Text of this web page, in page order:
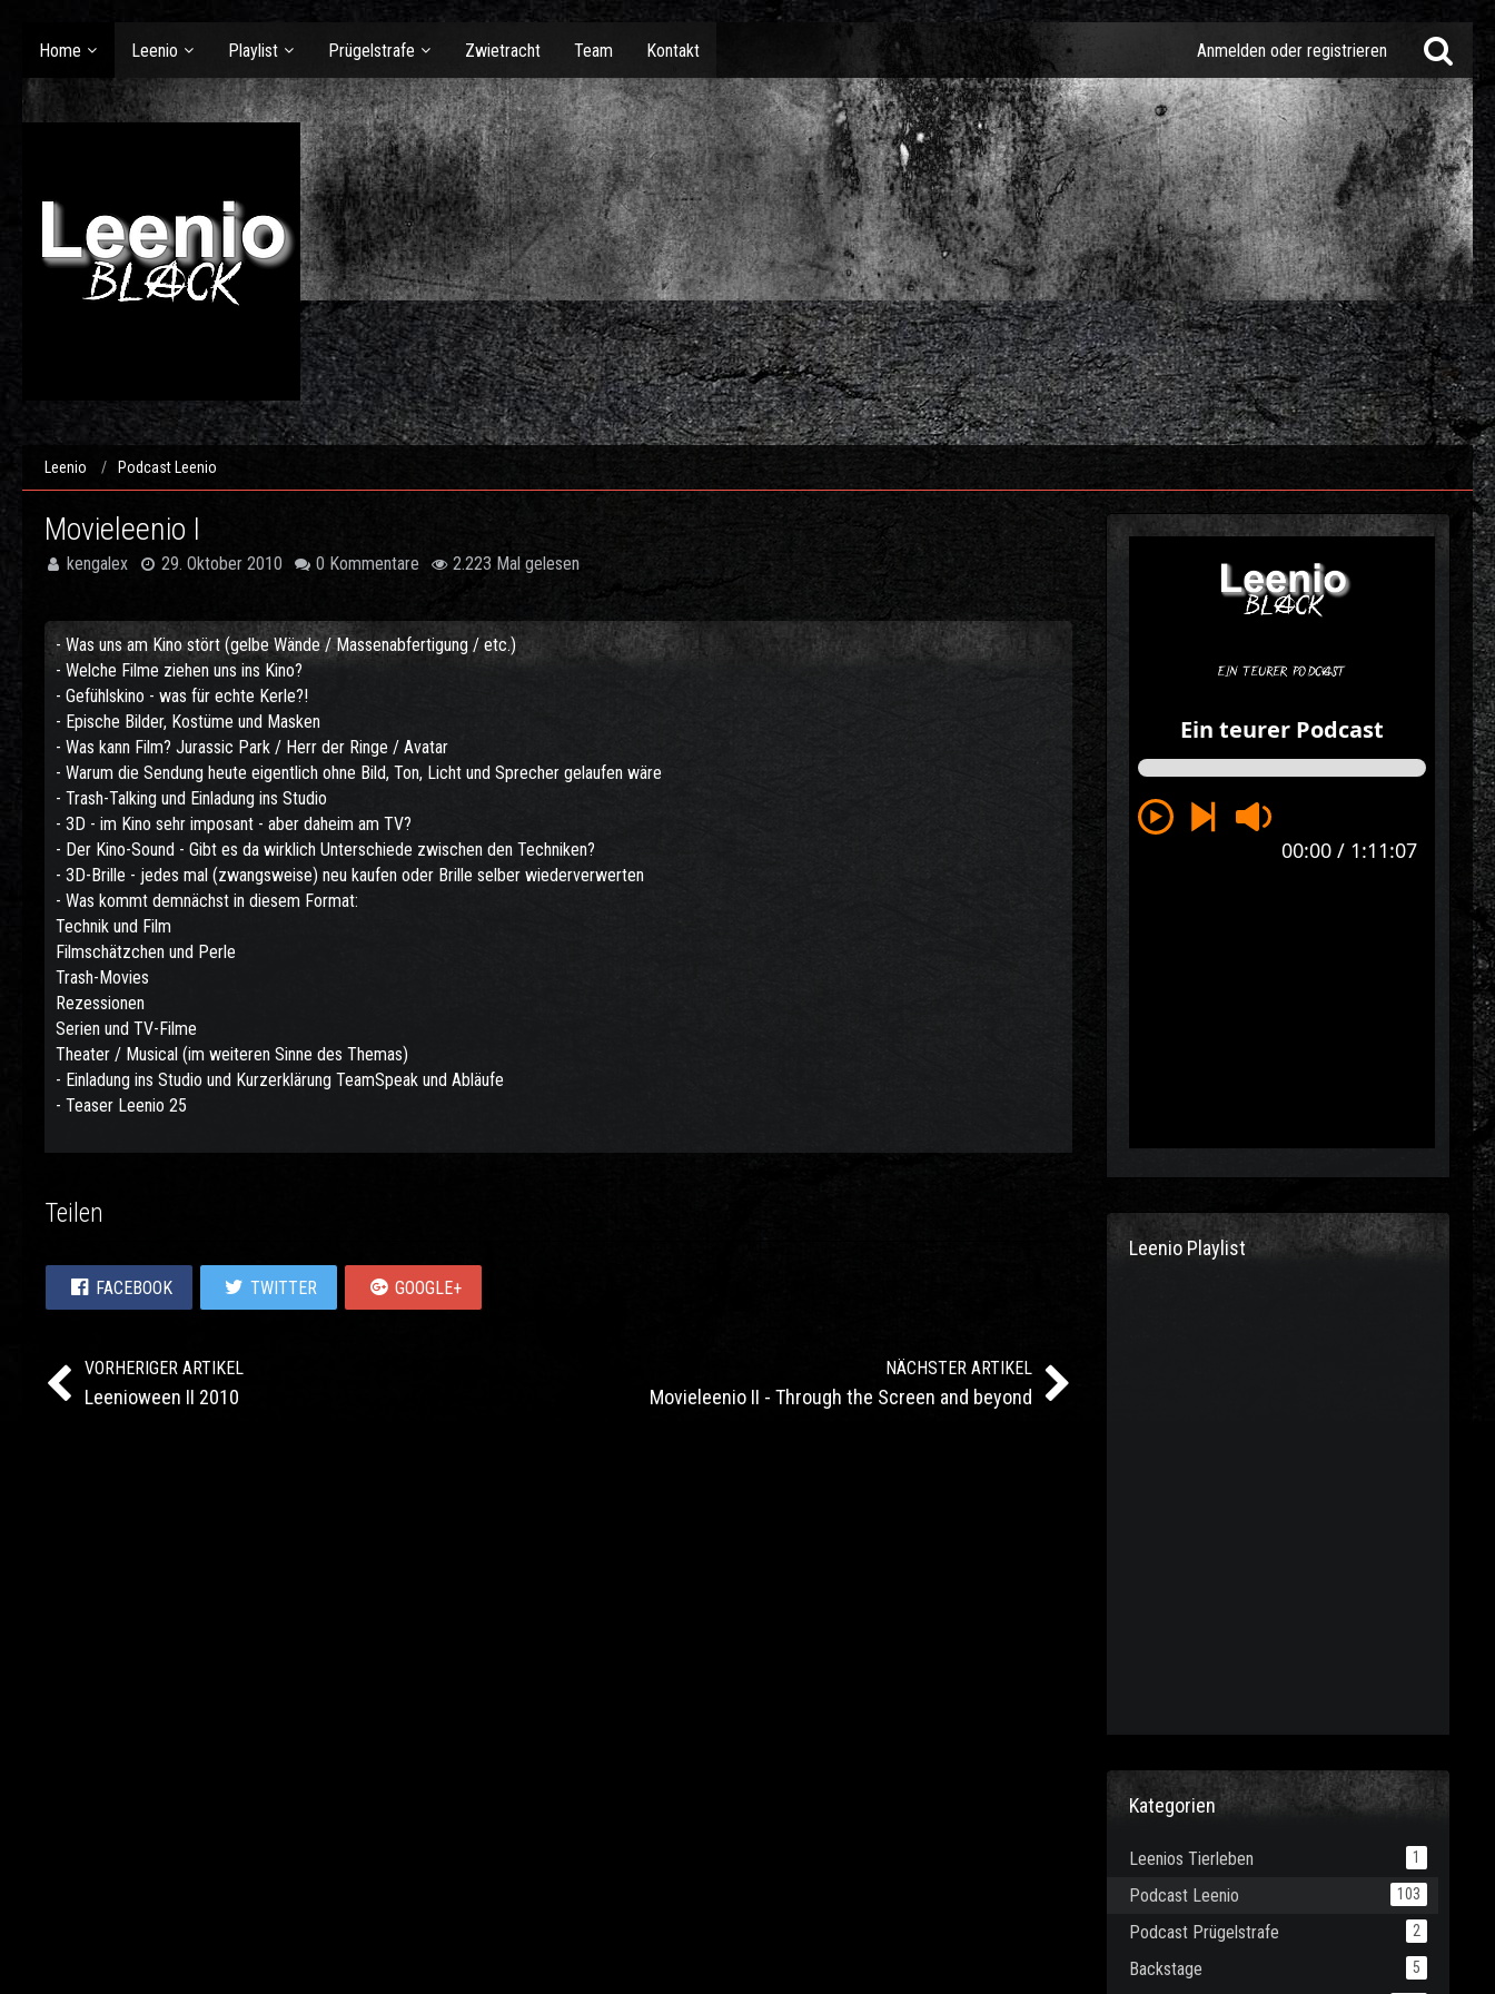
Home Leenio Playlist Prügelstrafe Zwietracht Team Kontakt Anmelden oder registrieren
Leenio Podcast Leenio
Movieleenio I
kengalex 29. Oktober 2010 0 Kommentare 2.223 Mal gelesen
- Was uns am Kino stört (gelbe Wände / Massenabfertigung / etc.)
- Welche Filme ziehen uns ins Kino?
- Gefühlskino - was für echte Kerle?!
- Epische Bilder, Kostüme und Masken
- Was kann Film? Jurassic Park / Herr der Ringe / Avatar
- Warum die Sendung heute eigentlich ohne Bild, Ton, Licht und Sprecher gelaufen wäre
- Trash-Talking und Einladung ins Studio
- 3D - im Kino sehr imposant - aber daheim am TV?
- Der Kino-Sound - Gibt es da wirklich Unterschiede zwischen den Techniken?
- 3D-Brille - jedes mal (zwangsweise) neu kaufen oder Brille selber wiederverwerten
- Was kommt demnächst in diesem Format:
Technik und Film
Filmschätzchen und Perle
Trash-Movies
Rezessionen
Serien und TV-Filme
Theater / Musical (im weiteren Sinne des Themas)
- Einladung ins Studio und Kurzerklärung TeamSpeak und Abläufe
- Teaser Leenio 25
Teilen
FACEBOOK TWITTER GOOGLE+
VORHERIGER ARTIKEL
Leenioween II 2010
NÄCHSTER ARTIKEL
Movieleenio II - Through the Screen and beyond
Leenio Playlist
Kategorien
Leenios Tierleben 1
Podcast Leenio 103
Podcast Prügelstrafe 2
Backstage 5